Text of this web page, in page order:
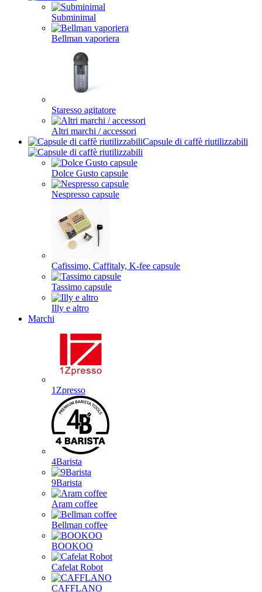
Subminimal
Bellman vaporiera
Staresso agitatore
Altri marchi / accessori
Capsule di caffè riutilizzabili
Dolce Gusto capsule
Nespresso capsule
Cafissimo, Caffitaly, K-fee capsule
Tassimo capsule
Illy e altro
Marchi
1Zpresso
4Barista
9Barista
Aram coffee
Bellman coffee
BOOKOO
Cafelat Robot
CAFFLANO